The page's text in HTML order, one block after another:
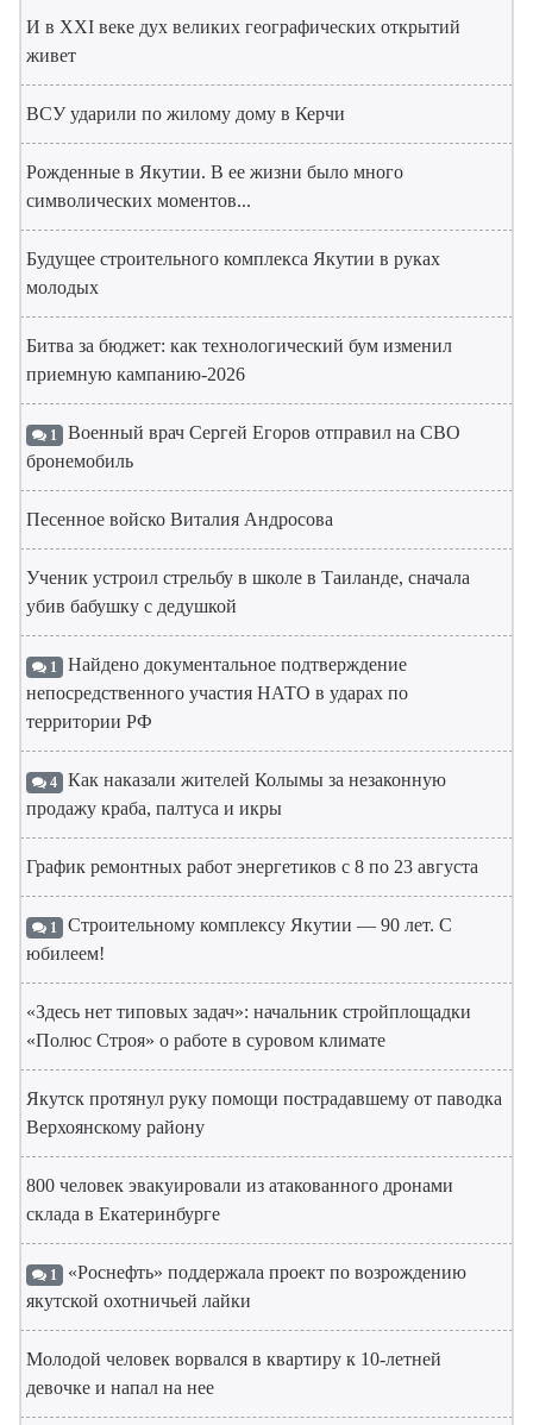
И в XXI веке дух великих географических открытий
живет
ВСУ ударили по жилому дому в Керчи
Рожденные в Якутии. В ее жизни было много
символических моментов...
Будущее строительного комплекса Якутии в руках
молодых
Битва за бюджет: как технологический бум изменил
приемную кампанию-2026
1 Военный врач Сергей Егоров отправил на СВО
бронемобиль
Песенное войско Виталия Андросова
Ученик устроил стрельбу в школе в Таиланде, сначала
убив бабушку с дедушкой
1 Найдено документальное подтверждение
непосредственного участия НАТО в ударах по
территории РФ
4 Как наказали жителей Колымы за незаконную
продажу краба, палтуса и икры
График ремонтных работ энергетиков с 8 по 23 августа
1 Строительному комплексу Якутии — 90 лет. С
юбилеем!
«Здесь нет типовых задач»: начальник стройплощадки
«Полюс Строя» о работе в суровом климате
Якутск протянул руку помощи пострадавшему от паводка
Верхоянскому району
800 человек эвакуировали из атакованного дронами
склада в Екатеринбурге
1 «Роснефть» поддержала проект по возрождению
якутской охотничьей лайки
Молодой человек ворвался в квартиру к 10-летней
девочке и напал на нее